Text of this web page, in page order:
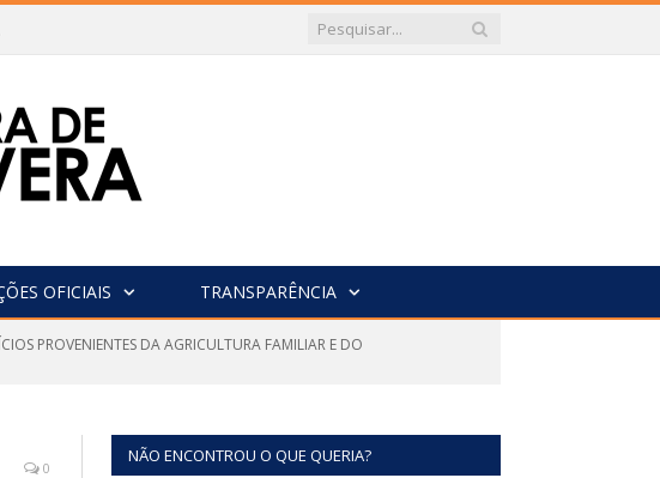
OFICIAIS TRANSPARÊNCIA
PROVENIENTES DA AGRICULTURA FAMILIAR E DO
0
NÃO ENCONTROU O QUE QUERIA?